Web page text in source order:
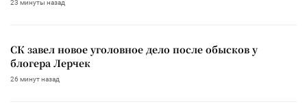
23 минуты назад
СК завел новое уголовное дело после обысков у
блогера Лерчек
26 минут назад